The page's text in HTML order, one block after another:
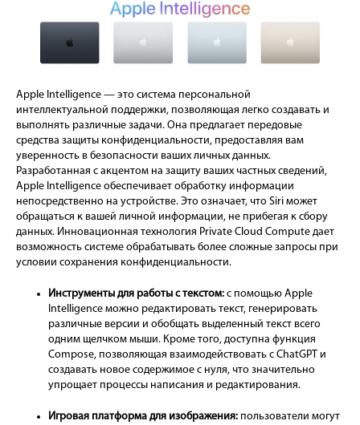
Apple Intelligence — это система персональной
интеллектуальной поддержки, позволяющая легко создавать и
выполнять различные задачи. Она предлагает передовые
средства защиты конфиденциальности, предоставляя вам
уверенность в безопасности ваших личных данных.
Разработанная с акцентом на защиту ваших частных сведений,
Apple Intelligence обеспечивает обработку информации
непосредственно на устройстве. Это означает, что Siri может
обращаться к вашей личной информации, не прибегая к сбору
данных. Инновационная технология Private Cloud Compute дает
возможность системе обрабатывать более сложные запросы при
условии сохранения конфиденциальности.
Инструменты для работы с текстом: с помощью Apple
Intelligence можно редактировать текст, генерировать
различные версии и обобщать выделенный текст всего
одним щелчком мыши. Кроме того, доступна функция
Compose, позволяющая взаимодействовать с ChatGPT и
создавать новое содержимое с нуля, что значительно
упрощает процессы написания и редактирования.
Игровая платформа для изображения: пользователи могут